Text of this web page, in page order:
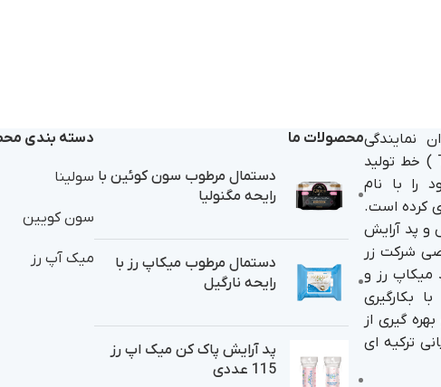
نمایندگی
انحصاری شرکت ( TAHA KIMYA ) خط تولید
را با نام
کرده است.
و پد آرایش
شرکت زر
میکاپ رز و
بکارگیری
گیری از
ترکیه ای
محصولات ما
دستمال مرطوب سون کوئین با
رایحه مگنولیا
دستمال مرطوب میکاپ رز با
رایحه نارگیل
پد آرایش پاک کن میک اپ رز
115 عددی
دسته بندی
سولینا
سون کویین
میک آپ رز